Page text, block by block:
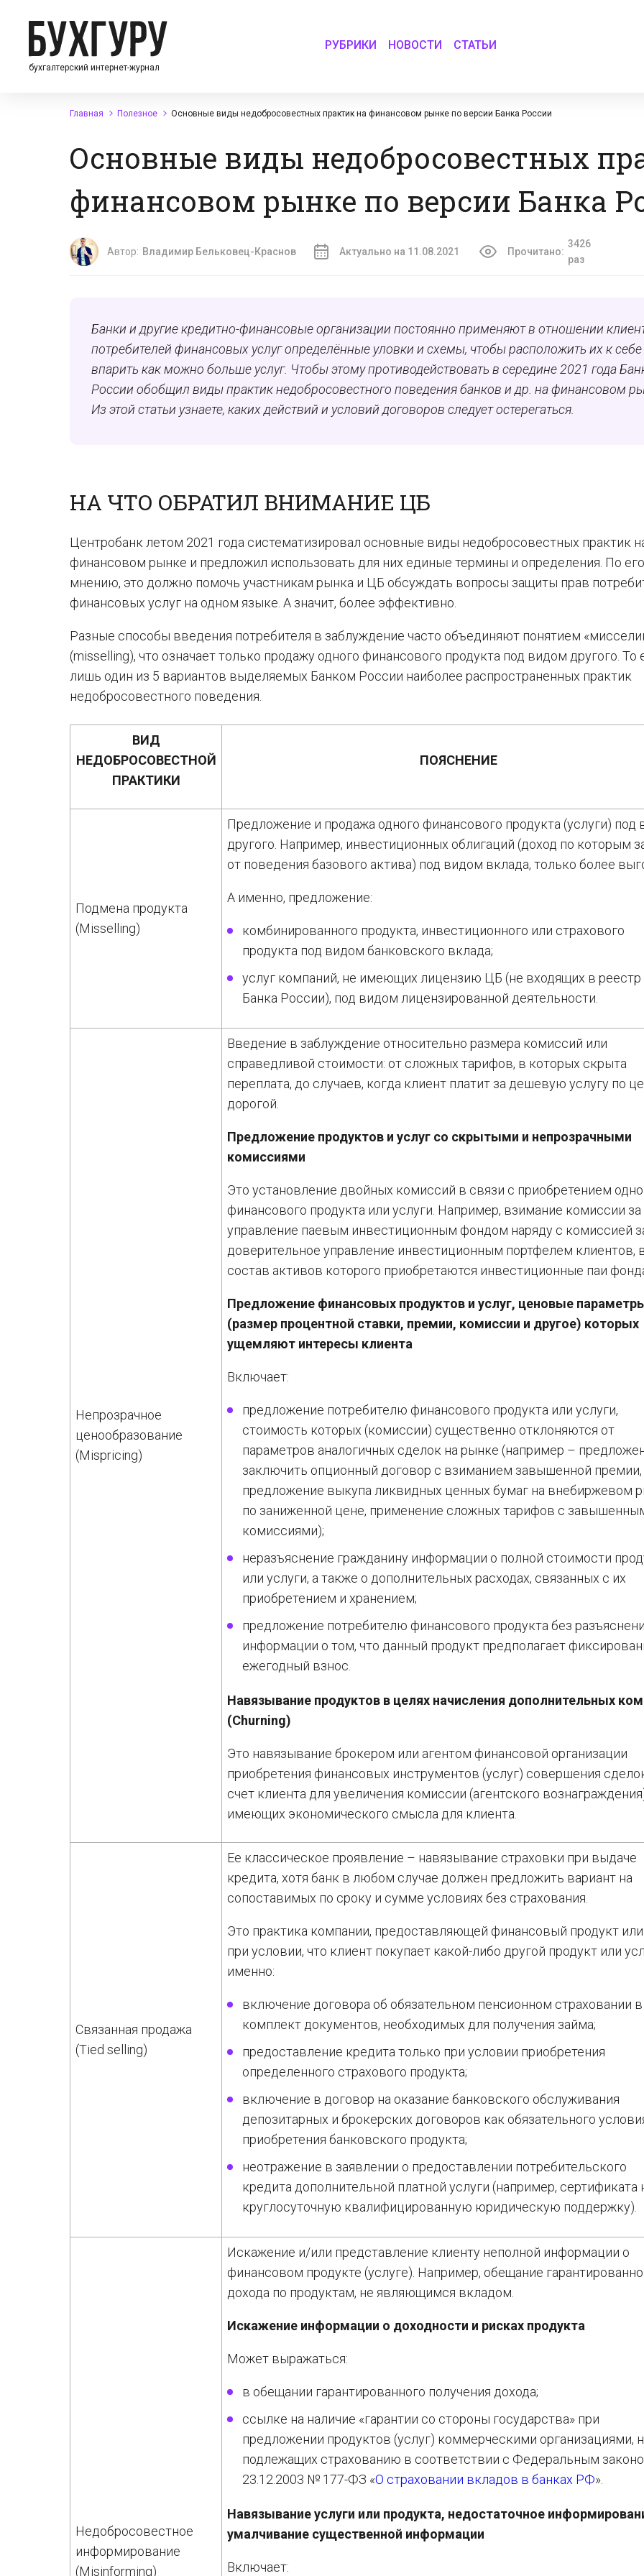
бухгалтерский интернет-журнал
РУБРИКИ НОВОСТИ СТАТЬИ
Главная Полезное Основные виды недобросовестных практик на финансовом рынке по версии Банка России
Основные виды недобросовестных
финансовом рынке по версии Банка
Автор: Владимир Бельковец-Краснов Актуально на 11.08.2021 Прочитано:
3426
раз
Банки и другие кредитно-финансовые организации постоянно применяют в отношении
потребителей финансовых услуг определённые уловки и схемы, чтобы расположить их к себе
впарить как можно больше услуг. Чтобы этому противодействовать в середине 2021 года
России обобщил виды практик недобросовестного поведения банков и др. на финансовом
Из этой статьи узнаете, каких действий и условий договоров следует остерегаться.
НА ЧТО ОБРАТИЛ ВНИМАНИЕ ЦБ
Центробанк летом 2021 года систематизировал основные виды недобросовестных практик
финансовом рынке и предложил использовать для них единые термины и определения. По его
мнению, это должно помочь участникам рынка и ЦБ обсуждать вопросы защиты прав
финансовых услуг на одном языке. А значит, более эффективно.
Разные способы введения потребителя в заблуждение часто объединяют понятием
(misselling), что означает только продажу одного финансового продукта под видом другого. То
лишь один из 5 вариантов выделяемых Банком России наиболее распространенных практик
недобросовестного поведения.
ВИД
НЕДОБРОСОВЕСТНОЙ
ПРАКТИКИ
ПОЯСНЕНИЕ
Подмена продукта
(Misselling)
Предложение и продажа одного финансового продукта (услуги) под
другого. Например, инвестиционных облигаций (доход по которым
от поведения базового актива) под видом вклада, только более
А именно, предложение:
комбинированного продукта, инвестиционного или страхового
продукта под видом банковского вклада;
услуг компаний, не имеющих лицензию ЦБ (не входящих в реестр
Банка России), под видом лицензированной деятельности.
Непрозрачное
ценообразование
(Mispricing)
Введение в заблуждение относительно размера комиссий или
справедливой стоимости: от сложных тарифов, в которых скрыта
переплата, до случаев, когда клиент платит за дешевую услугу по
дорогой.
Предложение продуктов и услуг со скрытыми и непрозрачными
комиссиями
Это установление двойных комиссий в связи с приобретением
финансового продукта или услуги. Например, взимание комиссии за
управление паевым инвестиционным фондом наряду с комиссией
доверительное управление инвестиционным портфелем клиентов,
состав активов которого приобретаются инвестиционные паи
Предложение финансовых продуктов и услуг, ценовые
(размер процентной ставки, премии, комиссии и другое) которых
ущемляют интересы клиента
Включает:
предложение потребителю финансового продукта или услуги,
стоимость которых (комиссии) существенно отклоняются от
параметров аналогичных сделок на рынке (например –
заключить опционный договор с взиманием завышенной премии,
предложение выкупа ликвидных ценных бумаг на внебиржевом
по заниженной цене, применение сложных тарифов с
комиссиями);
неразъяснение гражданину информации о полной стоимости
или услуги, а также о дополнительных расходах, связанных с их
приобретением и хранением;
предложение потребителю финансового продукта без
информации о том, что данный продукт предполагает
ежегодный взнос.
Навязывание продуктов в целях начисления дополнительных
(Churning)
Это навязывание брокером или агентом финансовой организации
приобретения финансовых инструментов (услуг) совершения
счет клиента для увеличения комиссии (агентского
имеющих экономического смысла для клиента.
Связанная продажа
(Tied selling)
Ее классическое проявление – навязывание страховки при выдаче
кредита, хотя банк в любом случае должен предложить вариант на
сопоставимых по сроку и сумме условиях без страхования.
Это практика компании, предоставляющей финансовый продукт или
при условии, что клиент покупает какой-либо другой продукт или
именно:
включение договора об обязательном пенсионном страховании в
комплект документов, необходимых для получения займа;
предоставление кредита только при условии приобретения
определенного страхового продукта;
включение в договор на оказание банковского обслуживания
депозитарных и брокерских договоров как обязательного
приобретения банковского продукта;
неотражение в заявлении о предоставлении потребительского
кредита дополнительной платной услуги (например, сертификата
круглосуточную квалифицированную юридическую поддержку).
Недобросовестное
информирование
(Misinforming)
Искажение и/или представление клиенту неполной информации о
финансовом продукте (услуге). Например, обещание
дохода по продуктам, не являющимся вкладом.
Искажение информации о доходности и рисках продукта
Может выражаться:
в обещании гарантированного получения дохода;
ссылке на наличие «гарантии со стороны государства» при
предложении продуктов (услуг) коммерческими организациями,
подлежащих страхованию в соответствии с Федеральным
23.12.2003 № 177-ФЗ «О страховании вкладов в банках РФ».
Навязывание услуги или продукта, недостаточное
умалчивание существенной информации
Включает: